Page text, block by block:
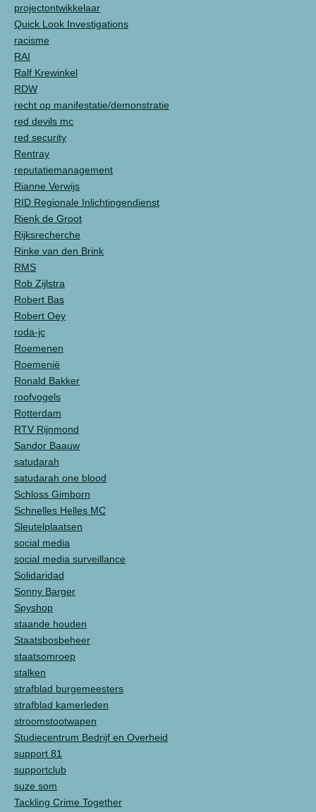
projectontwikkelaar
Quick Look Investigations
racisme
RAI
Ralf Krewinkel
RDW
recht op manifestatie/demonstratie
red devils mc
red security
Rentray
reputatiemanagement
Rianne Verwijs
RID Regionale Inlichtingendienst
Rienk de Groot
Rijksrecherche
Rinke van den Brink
RMS
Rob Zijlstra
Robert Bas
Robert Oey
roda-jc
Roemenen
Roemenië
Ronald Bakker
roofvogels
Rotterdam
RTV Rijnmond
Sandor Baauw
satudarah
satudarah one blood
Schloss Gimborn
Schnelles Helles MC
Sleutelplaatsen
social media
social media surveillance
Solidaridad
Sonny Barger
Spyshop
staande houden
Staatsbosbeheer
staatsomroep
stalken
strafblad burgemeesters
strafblad kamerleden
stroomstootwapen
Studiecentrum Bedrijf en Overheid
support 81
supportclub
suze som
Tackling Crime Together